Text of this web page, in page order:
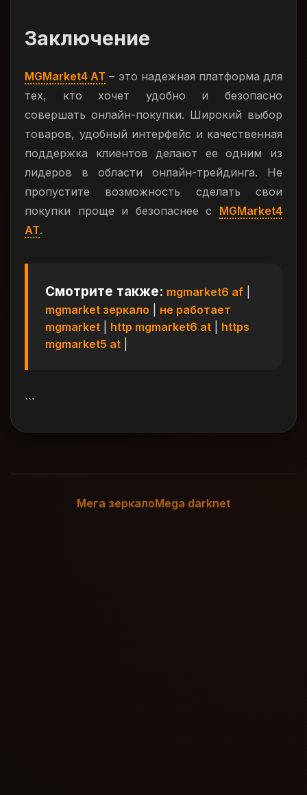
Заключение
MGMarket4 AT – это надежная платформа для
тех, кто хочет удобно и безопасно
совершать онлайн-покупки. Широкий выбор
товаров, удобный интерфейс и качественная
поддержка клиентов делают ее одним из
лидеров в области онлайн-трейдинга. Не
пропустите возможность сделать свои
покупки проще и безопаснее с MGMarket4
AT.
Смотрите также: mgmarket6 af
mgmarket зеркало
не работает
mgmarket
http mgmarket6 at
https
mgmarket5 at
```
Мега зеркалоMega darknet